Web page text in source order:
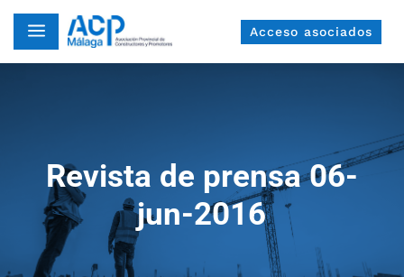
a Acceso asociados
Revista de prensa 06-
jun-2016